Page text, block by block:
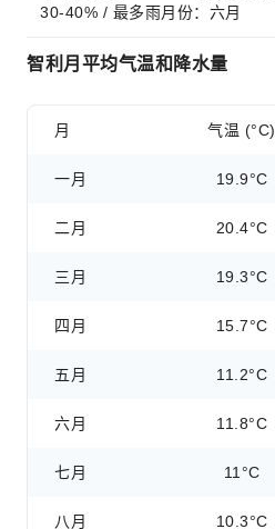
30-40% / 最多雨月份：六月
智利月平均气温和降水量
月 气温 (°C)
一月 19.9°C
二月 20.4°C
三月 19.3°C
四月 15.7°C
五月 11.2°C
六月 11.8°C
七月 11°C
八月 10.3°C